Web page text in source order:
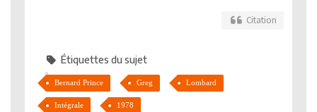
Citation
Étiquettes du sujet
Bernard Prince Greg Lombard
Intégrale 1978